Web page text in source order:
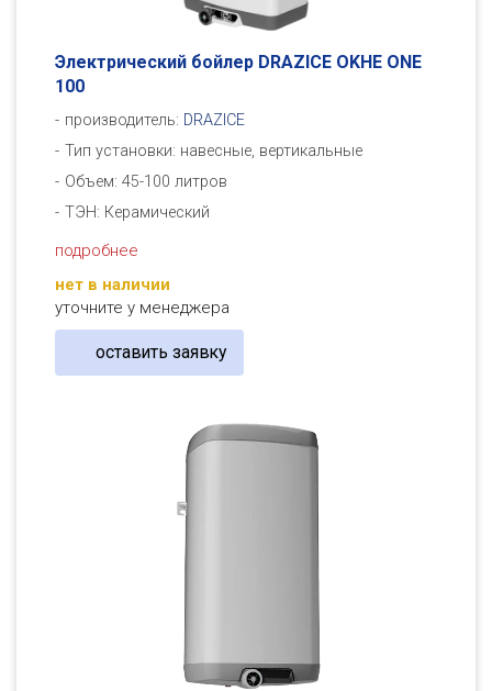
Электрический бойлер DRAZICE OKHE ONE
100
производитель: DRAZICE
Тип установки: навесные, вертикальные
Объем: 45-100 литров
ТЭН: Керамический
подробнее
нет в наличии
уточните у менеджера
оставить заявку